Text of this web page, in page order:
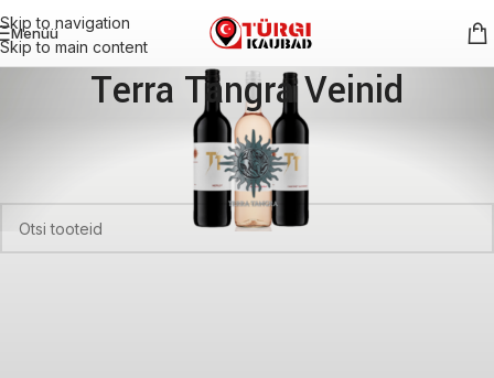
Skip to navigation
Skip to main content
Menüü
Terra Tangra Veinid
Alkohoolsed joogid Terra Tangra Veinid
Sinu valikutele vastavaid tooteid ei leidu.